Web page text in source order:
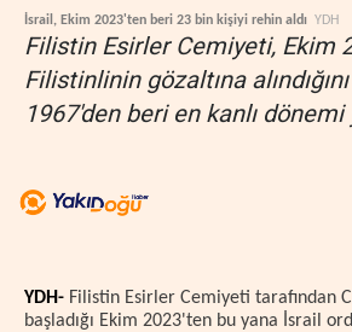
İsrail, Ekim 2023'ten beri 23 bin kişiyi rehin aldı YDH
Filistin Esirler Cemiyeti, Ekim
Filistinlinin gözaltına
1967'den beri en kanlı dönemi
YDH- Filistin Esirler Cemiyeti tarafından
başladığı Ekim 2023'ten bu yana İsrail